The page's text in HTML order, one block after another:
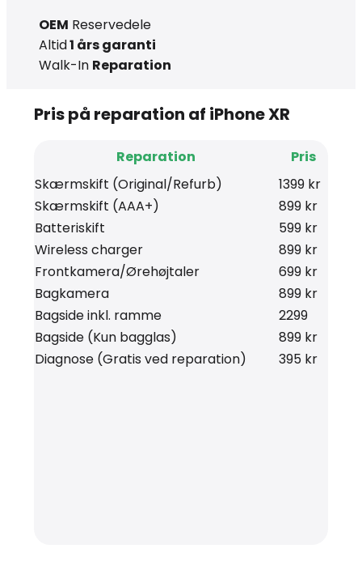
OEM Reservedele
Altid1 års garanti
Walk-In Reparation
Pris på reparation af iPhone XR
Reparation
Pris
Skærmskift (Original/Refurb)
1399 kr
Skærmskift (AAA+)
899 kr
Batteriskift
599 kr
Wireless charger
899 kr
Frontkamera/Ørehøjtaler
699 kr
Bagkamera
899 kr
Bagside inkl. ramme
2299
Bagside (Kun bagglas)
899 kr
Diagnose (Gratis ved reparation)
395 kr